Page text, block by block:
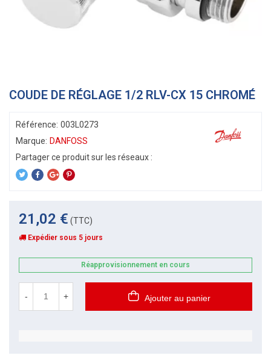
COUDE DE RÉGLAGE 1/2 RLV-CX 15 CHROMÉ
Référence: 003L0273
Marque: DANFOSS
21,02 € (TTC)
Expédier sous 5 jours
Réapprovisionnement en cours
- + Ajouter au panier